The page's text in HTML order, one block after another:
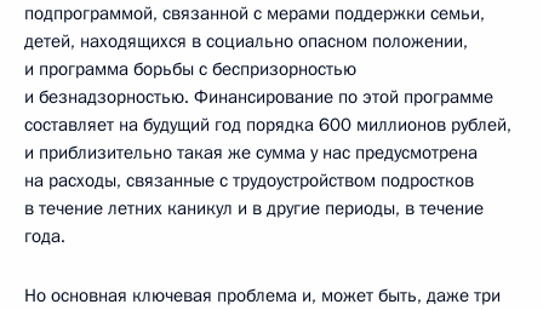
подпрограммой, связанной с мерами поддержки семьи,
детей, находящихся в социально опасном положении,
и программа борьбы с беспризорностью
и безнадзорностью. Финансирование по этой программе
составляет на будущий год порядка 600 миллионов рублей,
и приблизительно такая же сумма у нас предусмотрена
на расходы, связанные с трудоустройством подростков
в течение летних каникул и в другие периоды, в течение
года.
Но основная ключевая проблема и, может быть, даже три